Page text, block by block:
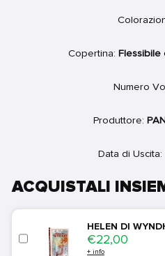
Copertina: Flessibile
Numero
Produttore:
Data di Uscita:
ACQUISTALI
HELEN DI
Price
€22,00
+ info